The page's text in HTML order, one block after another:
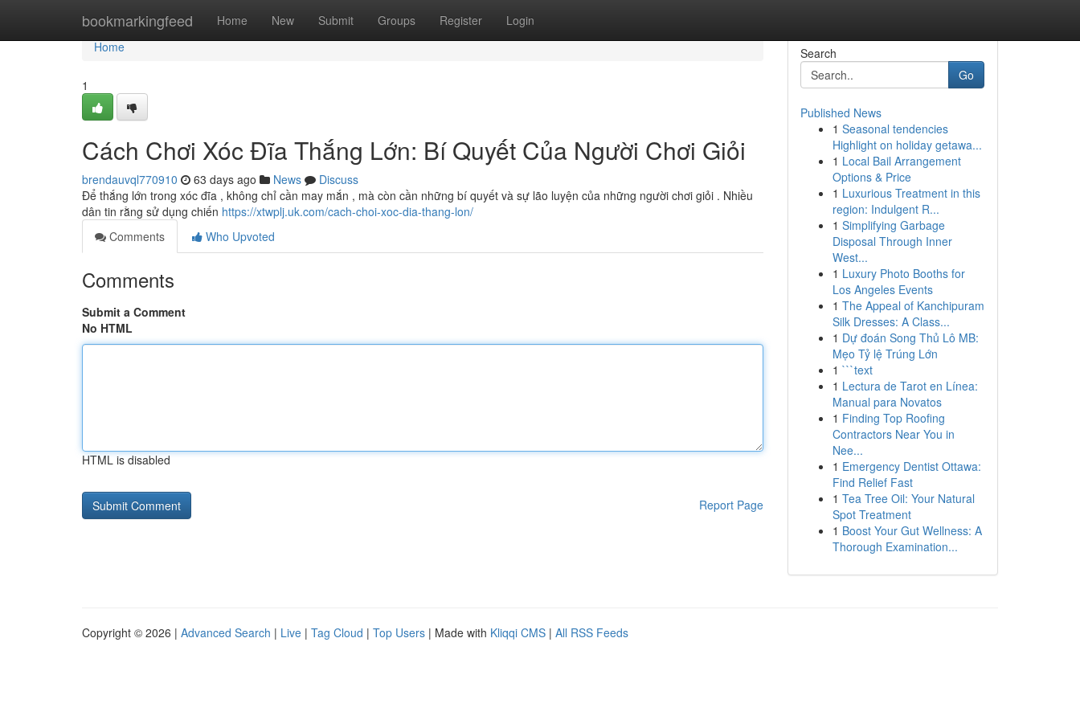
bookmarkingfeed Home New Submit Groups Register Login
Home
Home
1
Cách Chơi Xóc Đĩa Thắng Lớn: Bí Quyết Của Người Chơi Giỏi
brendauvql770910 63 days ago News
Discuss
Để thắng lớn trong xóc đĩa , không chỉ cần may mắn , mà còn cần những bí quyết và sự lão luyện của những người chơi giỏi . Nhiều
dân tin rằng sử dụng chiến https://xtwplj.uk.com/cach-choi-xoc-dia-thang-lon/
Comments
Who Upvoted
Comments
Submit a Comment
No HTML
HTML is disabled
Report Page
Search
Go
Published News
1 Seasonal tendencies
Highlight on holiday getawa...
1 Local Bail Arrangement
Options & Price
1 Luxurious Treatment in this
region: Indulgent R...
1 Simplifying Garbage
Disposal Through Inner
West...
1 Luxury Photo Booths for
Los Angeles Events
1 The Appeal of Kanchipuram
Silk Dresses: A Class...
1 Dự đoán Song Thủ Lô MB:
Mẹo Tỷ lệ Trúng Lớn
1 ```text
1 Lectura de Tarot en Línea:
Manual para Novatos
1 Finding Top Roofing
Contractors Near You in
Nee...
1 Emergency Dentist Ottawa:
Find Relief Fast
1 Tea Tree Oil: Your Natural
Spot Treatment
1 Boost Your Gut Wellness: A
Thorough Examination...
Copyright © 2026 | Advanced Search | Live | Tag Cloud | Top Users | Made with Kliqqi CMS | All RSS Feeds